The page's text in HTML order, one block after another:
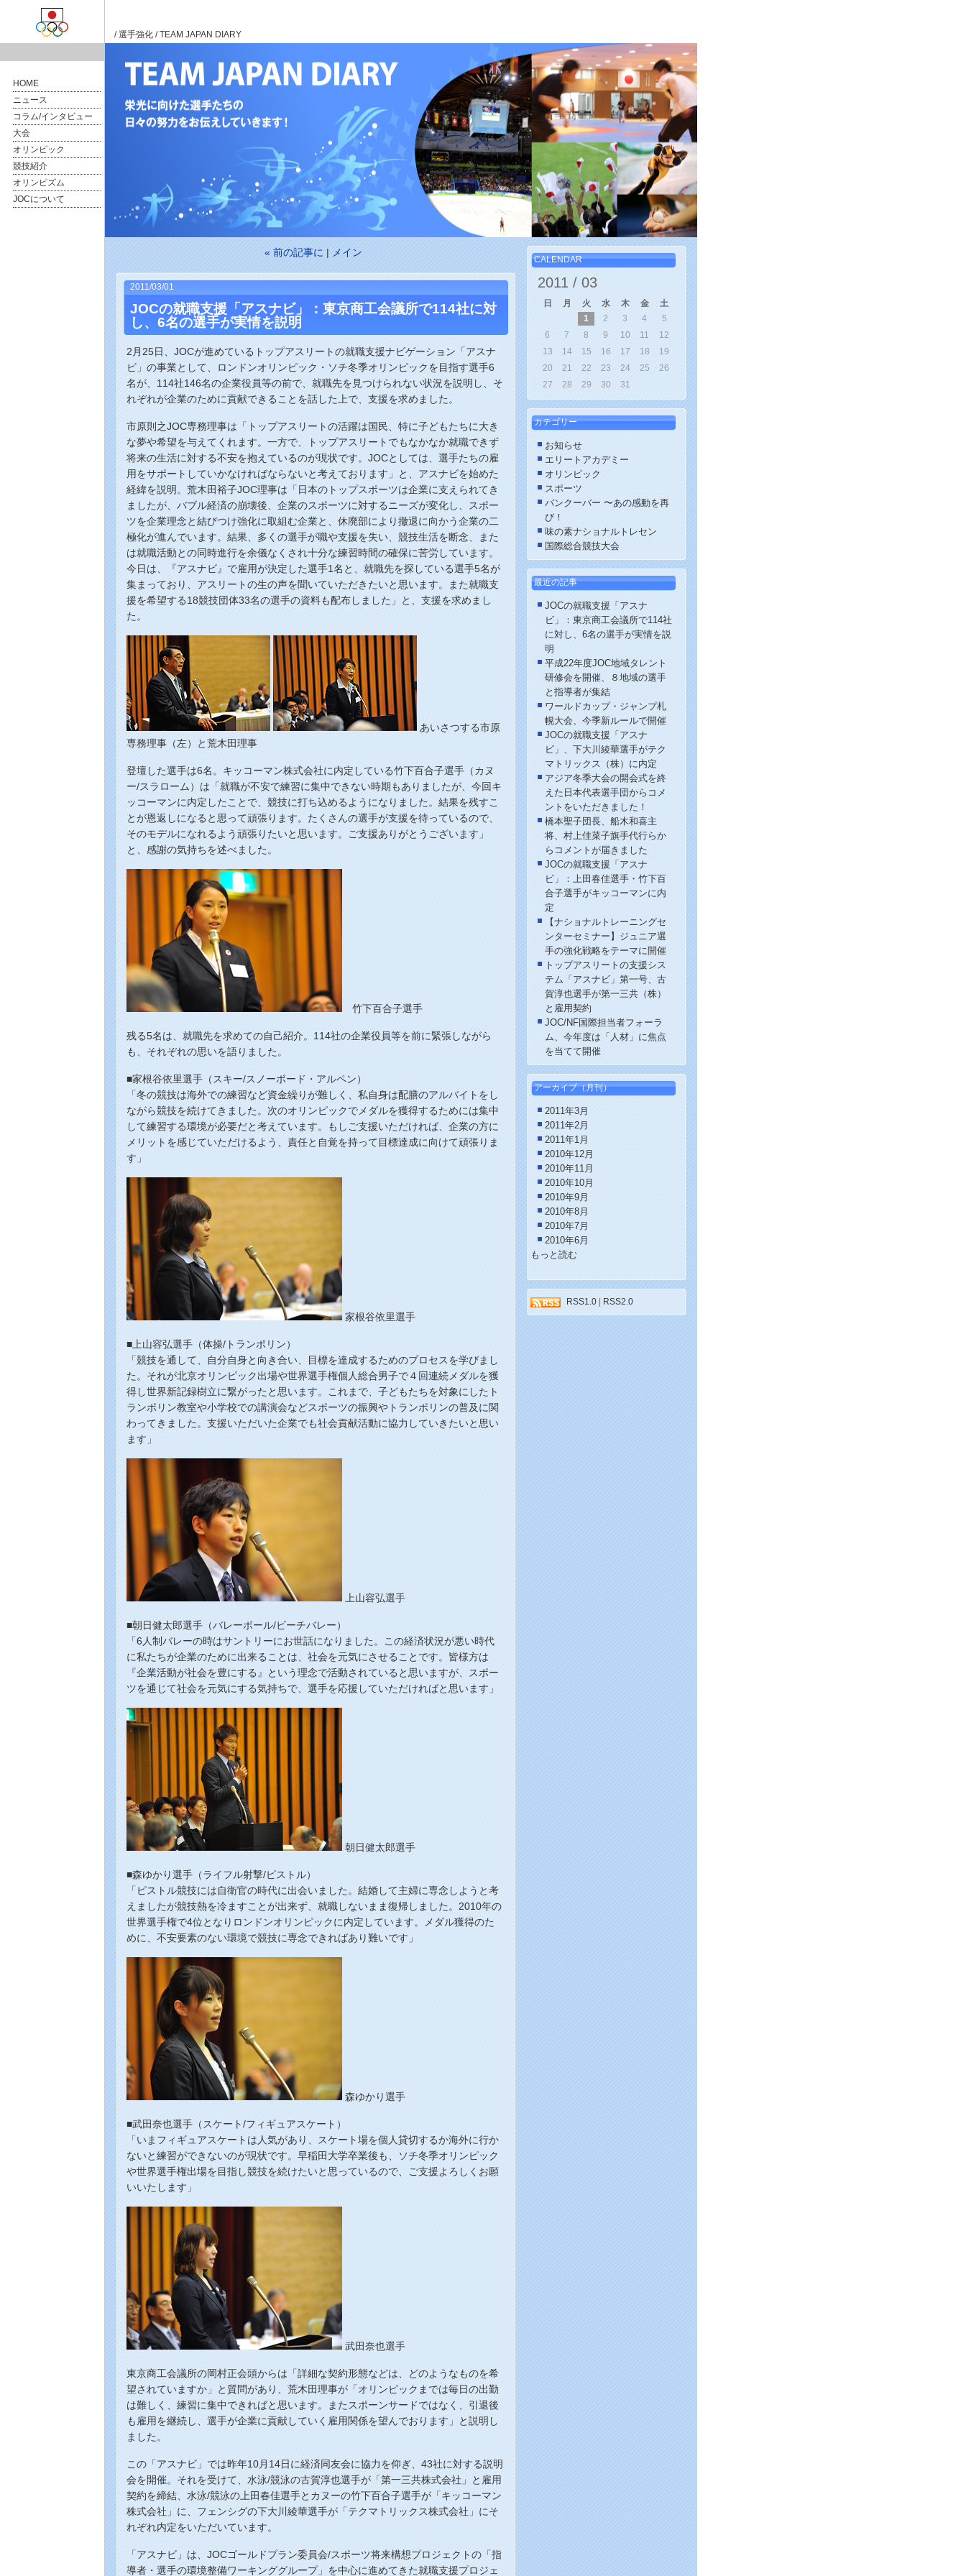
HOME
ニュース
コラム/インタビュー
大会
オリンピック
競技紹介
オリンピズム
JOCについて
/選手強化 / TEAM JAPAN DIARY
« 前の記事に | メイン
2011/03/01
JOCの就職支援「アスナビ」：東京商工会議所で114社に対
し、6名の選手が実情を説明
2月25日、JOCが進めているトップアスリートの就職支援ナビゲーション「アスナ
ビ」の事業として、ロンドンオリンピック・ソチ冬季オリンピックを目指す選手6
名が、114社146名の企業役員等の前で、就職先を見つけられない状況を説明し、そ
れぞれが企業のために貢献できることを話した上で、支援を求めました。
市原則之JOC専務理事は「トップアスリートの活躍は国民、特に子どもたちに大き
な夢や希望を与えてくれます。一方で、トップアスリートでもなかなか就職できず
将来の生活に対する不安を抱えているのが現状です。JOCとしては、選手たちの雇
用をサポートしていかなければならないと考えております」と、アスナビを始めた
経緯を説明。荒木田裕子JOC理事は「日本のトップスポーツは企業に支えられてき
ましたが、バブル経済の崩壊後、企業のスポーツに対するニーズが変化し、スポー
ツを企業理念と結びつけ強化に取組む企業と、休廃部により撤退に向かう企業の二
極化が進んでいます。結果、多くの選手が職や支援を失い、競技生活を断念、また
は就職活動との同時進行を余儀なくされ十分な練習時間の確保に苦労しています。
今日は、『アスナビ』で雇用が決定した選手1名と、就職先を探している選手5名が
集まっており、アスリートの生の声を聞いていただきたいと思います。また就職支
援を希望する18競技団体33名の選手の資料も配布しました」と、支援を求めまし
た。
あいさつする市原
専務理事（左）と荒木田理事
登壇した選手は6名。キッコーマン株式会社に内定している竹下百合子選手（カヌ
ー/スラローム）は「就職が不安で練習に集中できない時期もありましたが、今回キ
ッコーマンに内定したことで、競技に打ち込めるようになりました。結果を残すこ
とが恩返しになると思って頑張ります。たくさんの選手が支援を待っているので、
そのモデルになれるよう頑張りたいと思います。ご支援ありがとうございます」
と、感謝の気持ちを述べました。
竹下百合子選手
残る5名は、就職先を求めての自己紹介。114社の企業役員等を前に緊張しながら
も、それぞれの思いを語りました。
■家根谷依里選手（スキー/スノーボード・アルペン）
「冬の競技は海外での練習など資金繰りが難しく、私自身は配膳のアルバイトをし
ながら競技を続けてきました。次のオリンピックでメダルを獲得するためには集中
して練習する環境が必要だと考えています。もしご支援いただければ、企業の方に
メリットを感じていただけるよう、責任と自覚を持って目標達成に向けて頑張りま
す」
家根谷依里選手
■上山容弘選手（体操/トランポリン）
「競技を通して、自分自身と向き合い、目標を達成するためのプロセスを学びまし
た。それが北京オリンピック出場や世界選手権個人総合男子で４回連続メダルを獲
得し世界新記録樹立に繋がったと思います。これまで、子どもたちを対象にしたト
ランポリン教室や小学校での講演会などスポーツの振興やトランポリンの普及に関
わってきました。支援いただいた企業でも社会貢献活動に協力していきたいと思い
ます」
上山容弘選手
■朝日健太郎選手（バレーボール/ビーチバレー）
「6人制バレーの時はサントリーにお世話になりました。この経済状況が悪い時代
に私たちが企業のために出来ることは、社会を元気にさせることです。皆様方は
『企業活動が社会を豊にする』という理念で活動されていると思いますが、スポー
ツを通じて社会を元気にする気持ちで、選手を応援していただければと思います」
朝日健太郎選手
■森ゆかり選手（ライフル射撃/ピストル）
「ピストル競技には自衛官の時代に出会いました。結婚して主婦に専念しようと考
えましたが競技熱を冷ますことが出来ず、就職しないまま復帰しました。2010年の
世界選手権で4位となりロンドンオリンピックに内定しています。メダル獲得のた
めに、不安要素のない環境で競技に専念できればあり難いです」
森ゆかり選手
■武田奈也選手（スケート/フィギュアスケート）
「いまフィギュアスケートは人気があり、スケート場を個人貸切するか海外に行か
ないと練習ができないのが現状です。早稲田大学卒業後も、ソチ冬季オリンピック
や世界選手権出場を目指し競技を続けたいと思っているので、ご支援よろしくお願
いいたします」
武田奈也選手
東京商工会議所の岡村正会頭からは「詳細な契約形態などは、どのようなものを希
望されていますか」と質問があり、荒木田理事が「オリンピックまでは毎日の出勤
は難しく、練習に集中できればと思います。またスポーンサードではなく、引退後
も雇用を継続し、選手が企業に貢献していく雇用関係を望んでおります」と説明し
ました。
この「アスナビ」では昨年10月14日に経済同友会に協力を仰ぎ、43社に対する説明
会を開催。それを受けて、水泳/競泳の古賀淳也選手が「第一三共株式会社」と雇用
契約を締結、水泳/競泳の上田春佳選手とカヌーの竹下百合子選手が「キッコーマン
株式会社」に、フェンシグの下大川綾華選手が「テクマトリックス株式会社」にそ
れぞれ内定をいただいています。
「アスナビ」は、JOCゴールドプラン委員会/スポーツ将来構想プロジェクトの「指
導者・選手の環境整備ワーキンググループ」を中心に進めてきた就職支援プロジェ
CALENDAR
2011 / 03
日 月 火 水 木 金
土
1
2 3 4
5
6
7 8 9 10 11
12
13
14 15 16 17 18
19
20
21 22 23 24 25
26
27
28 29 30 31
カテゴリー
お知らせ
エリートアカデミー
オリンピック
スポーツ
バンクーバー 〜あの感動を再
び！
味の素ナショナルトレセン
国際総合競技大会
最近の記事
JOCの就職支援「アスナ
ビ」：東京商工会議所で114社
に対し、6名の選手が実情を説
明
平成22年度JOC地域タレント
研修会を開催、８地域の選手
と指導者が集結
ワールドカップ・ジャンプ札
幌大会、今季新ルールで開催
JOCの就職支援「アスナ
ビ」、下大川綾華選手がテク
マトリックス（株）に内定
アジア冬季大会の開会式を終
えた日本代表選手団からコメ
ントをいただきました！
橋本聖子団長、船木和喜主
将、村上佳菜子旗手代行らか
らコメントが届きました
JOCの就職支援「アスナ
ビ」：上田春佳選手・竹下百
合子選手がキッコーマンに内
定
【ナショナルトレーニングセ
ンターセミナー】ジュニア選
手の強化戦略をテーマに開催
トップアスリートの支援シス
テム「アスナビ」第一号、古
賀淳也選手が第一三共（株）
と雇用契約
JOC/NF国際担当者フォーラ
ム、今年度は「人材」に焦点
を当てて開催
アーカイブ（月刊）
2011年3月
2011年2月
2011年1月
2010年12月
2010年11月
2010年10月
2010年9月
2010年8月
2010年7月
2010年6月
もっと読む
RSS1.0 RSS2.0